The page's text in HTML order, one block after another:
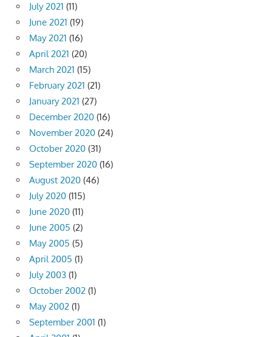
July 2021 (11)
June 2021 (19)
May 2021 (16)
April 2021 (20)
March 2021 (15)
February 2021 (21)
January 2021 (27)
December 2020 (16)
November 2020 (24)
October 2020 (31)
September 2020 (16)
August 2020 (46)
July 2020 (115)
June 2020 (11)
June 2005 (2)
May 2005 (5)
April 2005 (1)
July 2003 (1)
October 2002 (1)
May 2002 (1)
September 2001 (1)